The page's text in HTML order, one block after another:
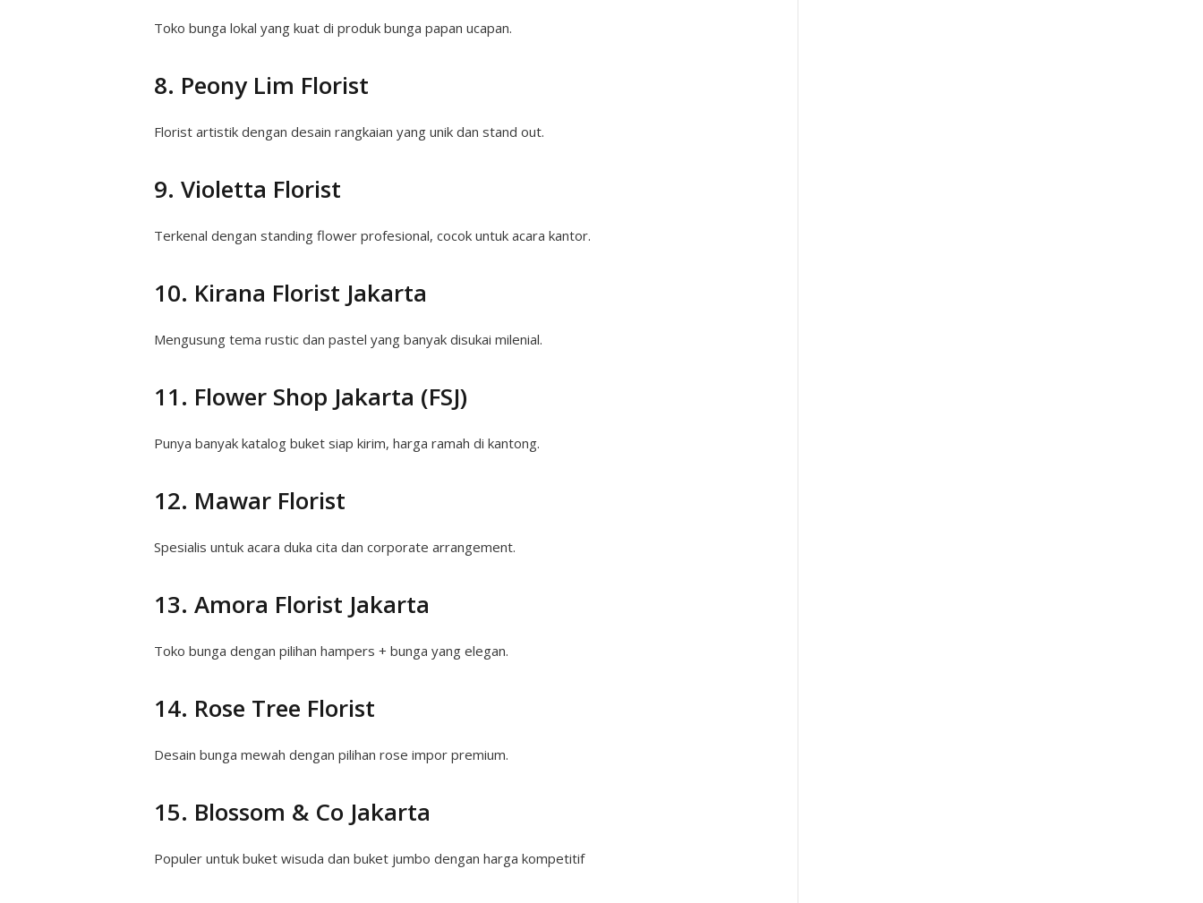
Toko bunga lokal yang kuat di produk bunga papan ucapan.
8. Peony Lim Florist
Florist artistik dengan desain rangkaian yang unik dan stand out.
9. Violetta Florist
Terkenal dengan standing flower profesional, cocok untuk acara kantor.
10. Kirana Florist Jakarta
Mengusung tema rustic dan pastel yang banyak disukai milenial.
11. Flower Shop Jakarta (FSJ)
Punya banyak katalog buket siap kirim, harga ramah di kantong.
12. Mawar Florist
Spesialis untuk acara duka cita dan corporate arrangement.
13. Amora Florist Jakarta
Toko bunga dengan pilihan hampers + bunga yang elegan.
14. Rose Tree Florist
Desain bunga mewah dengan pilihan rose impor premium.
15. Blossom & Co Jakarta
Populer untuk buket wisuda dan buket jumbo dengan harga kompetitif